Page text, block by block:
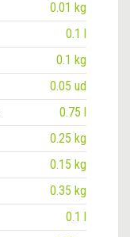
0.01 kg
0.1 l
0.1 kg
0.05 ud
0.75 l
0.25 kg
0.15 kg
0.35 kg
0.1 l